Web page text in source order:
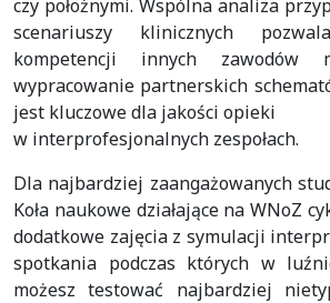
czy położnymi. Wspólna analiza
scenariuszy klinicznych
kompetencji innych zawodów
wypracowanie partnerskich
jest kluczowe dla jakości opieki
w interprofesjonalnych zespołach.
Dla najbardziej zaangażowanych
Koła naukowe działające na WNoZ
dodatkowe zajęcia z symulacji
spotkania podczas których w
możesz testować najbardziej